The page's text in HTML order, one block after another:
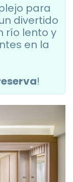
para
divertido
río lento y
en la
! ⁣⁣